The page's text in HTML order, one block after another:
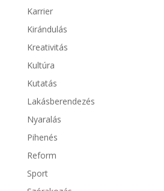
Karrier
Kirándulás
Kreativitás
Kultúra
Kutatás
Lakásberendezés
Nyaralás
Pihenés
Reform
Sport